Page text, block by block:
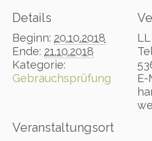
Details
Beginn: 20.10.2018
Ende: 21.10.2018
Kategorie:
Gebrauchsprüfung
Veranstaltungsort
E-